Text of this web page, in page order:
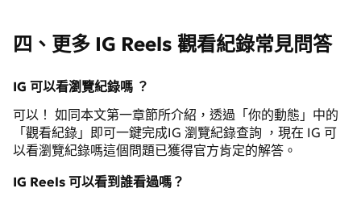
四、更多 IG Reels 觀看紀錄常見問答
IG 可以看瀏覽紀錄嗎 ？
可以！ 如同本文第一章節所介紹，透過「你的動態」中的
「觀看紀錄」即可一鍵完成IG 瀏覽紀錄查詢 ，現在 IG 可
以看瀏覽紀錄嗎這個問題已獲得官方肯定的解答。
IG Reels 可以看到誰看過嗎？